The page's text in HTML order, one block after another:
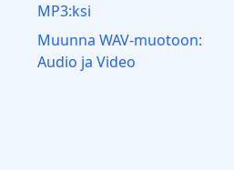
MP3:ksi
Muunna WAV-muotoon:
Audio ja Video